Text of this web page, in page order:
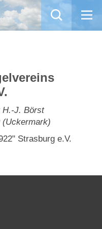
Kommentarrichtlinien und Netiquette für unsere Social Media-Kanäle
H.-J. Börst
(Uckermark)
Strasburg e.V.